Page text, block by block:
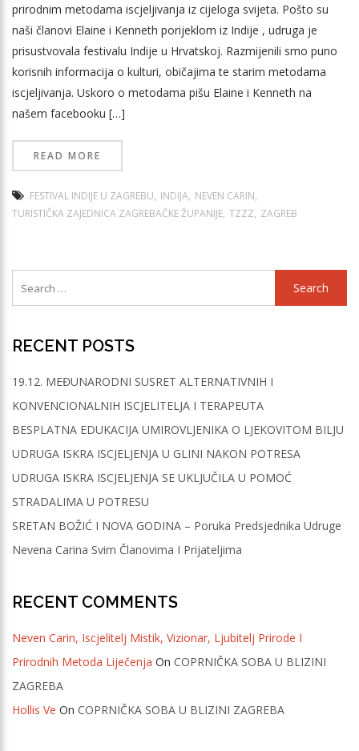
prirodnim metodama iscjeljivanja iz cijeloga svijeta. Pošto su
naši članovi Elaine i Kenneth porijeklom iz Indije , udruga je
prisustvovala festivalu Indije u Hrvatskoj. Razmijenili smo puno
korisnih informacija o kulturi, običajima te starim metodama
iscjeljivanja. Uskoro o metodama pišu Elaine i Kenneth na
našem facebooku […]
READ MORE
FESTIVAL INDIJE U ZAGREBU INDIJA NEVEN CARIN
TURISTIČKA ZAJEDNICA ZAGREBAČKE ŽUPANIJE TZZZ ZAGREB
for:
RECENT POSTS
19.12. MEĐUNARODNI SUSRET ALTERNATIVNIH I
KONVENCIONALNIH ISCJELITELJA I TERAPEUTA
BESPLATNA EDUKACIJA UMIROVLJENIKA O LJEKOVITOM BILJU
UDRUGA ISKRA ISCJELJENJA U GLINI NAKON POTRESA
UDRUGA ISKRA ISCJELJENJA SE UKLJUČILA U POMOĆ
STRADALIMA U POTRESU
SRETAN BOŽIĆ I NOVA GODINA – Poruka Predsjednika Udruge
Nevena Carina Svim Članovima I Prijateljima
RECENT COMMENTS
Neven Carin, Iscjelitelj Mistik, Vizionar, Ljubitelj Prirode I
Prirodnih Metoda Liječenja On COPRNIČKA SOBA U BLIZINI
ZAGREBA
Hollis Ve On COPRNIČKA SOBA U BLIZINI ZAGREBA